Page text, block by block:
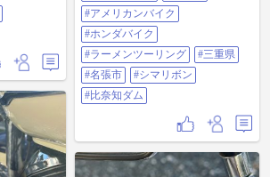
#アメリカンバイク
#ホンダバイク
#ラーメンツーリング
#三重県
#名張市
#シマリボン
#比奈知ダム